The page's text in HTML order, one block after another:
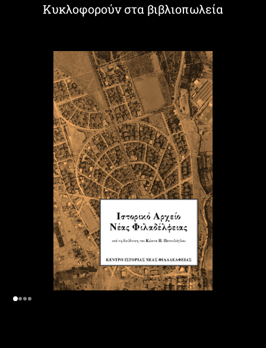
Κυκλοφορούν στα βιβλιοπωλεία